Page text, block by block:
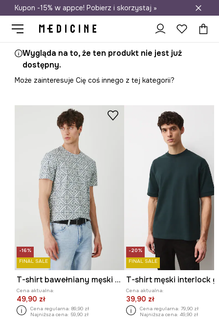
Darmowa dostawa do salonów
Kupon -15% w appce! Pobierz i skorzystaj »
Wygląda na to, że ten produkt nie jest już
dostępny.
Może zainteresuje Cię coś innego z tej kategorii?
-16%
FINAL SALE
T-shirt bawełniany męski z elastanem wzorzysty kolor turkusowy
Cena aktualna:
49,90 zł
Cena regularna: 89,90 zł
Najniższa cena: 59,90 zł
-20%
FINAL SALE
Cena aktualna:
39,90 zł
Cena regularna: 79,90 zł
Najniższa cena: 49,90 zł